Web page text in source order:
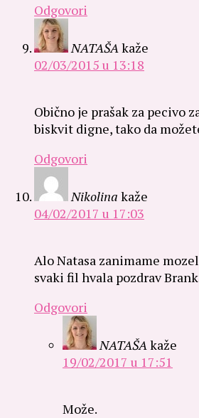
Odgovori
NATAŠA kaže
02/03/2015 u 13:18
Obično je prašak za pecivo
biskvit digne, tako da
Odgovori
Nikolina kaže
04/02/2017 u 17:03
Alo Natasa zanimame
svaki fil hvala pozdrav
Odgovori
NATAŠA kaže
19/02/2017 u 17:51
Može.